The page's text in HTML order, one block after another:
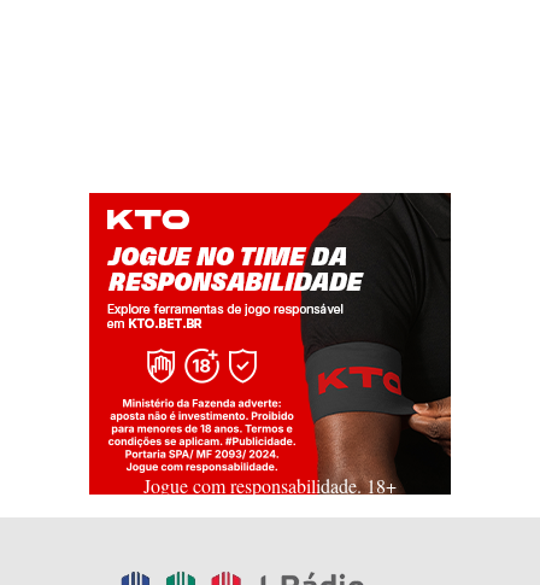
Jogue com responsabilidade. 18+